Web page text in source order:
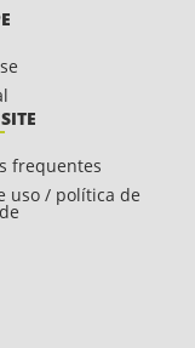
frequentes
uso / política de